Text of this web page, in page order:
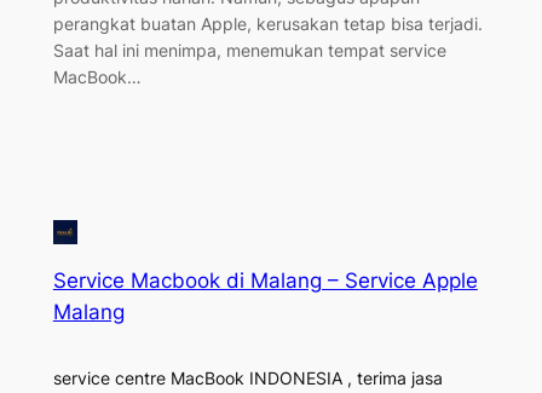
perangkat buatan Apple, kerusakan tetap bisa terjadi.
Saat hal ini menimpa, menemukan tempat service
MacBook…
Service Macbook di Malang – Service Apple
Malang
service centre MacBook INDONESIA , terima jasa